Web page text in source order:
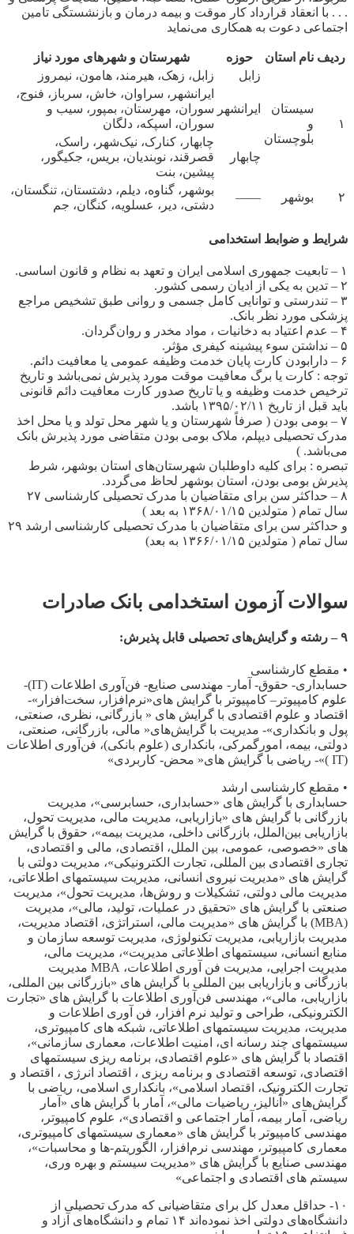
. . . با انعقاد قرارداد کار موقت و بیمه درمان و بازنشستگی تامین
اجتماعی دعوت به همکاری می‌نماید
ردیف نام استان حوزه شهرستان و شهر‌های مورد نیاز
۱
سیستان
و
بلوچستان
زابل زابل، زهک، هیرمند، هامون، نیمروز
ایرانشهر
ایرانشهر، سراوان، خاش، سرباز، فنوج،
سوران، مهرستان، بمپور، سیب و
سوران، اسپکه، دلگان
چابهار
چابهار، کنارک، نیک‌شهر، راسک،
قصرقند، نوبندیان، بریس، جکیگور،
پیشین، بنت
۲
بوشهر ——
بوشهر، گناوه، دیلم، دشتستان، تنگستان،
دشتی، دیر، عسلویه، کنگان، جم
شرایط و ضوابط استخدامی
۱ – تابعیت جمهوری اسلامی ایران و تعهد به نظام و قانون اساسی.
۲ – تدین به یکی از ادیان رسمی کشور.
۳ – تندرستی و توانایی کامل جسمی و روانی طبق تشخیص مراجع
پزشکی مورد نظر بانک.
۴ – عدم اعتیاد به دخانیات ، مواد مخدر و روان‌گردان.
۵ – نداشتن سوء پیشینه کیفری مؤثر.
۶ – دارابودن کارت پایان خدمت وظیفه عمومی یا معافیت دائم.
توجه : کارت یا برگ معافیت موقت مورد پذیرش نمی‌باشد و تاریخ
ترخیص خدمت وظیفه و یا تاریخ صدور کارت معافیت دائم قانونی
باید قبل از تاریخ ۱۳۹۵/۰۲/۱۱ باشد.
۷ – بومی بودن ( صرفاً شهرستان و یا شهر محل تولد و یا محل اخذ
مدرک تحصیلی دیپلم، ملاک بومی بودن متقاضی مورد پذیرش بانک
می‌باشد. )
تبصره : برای کلیه داوطلبان شهرستان‌های استان بوشهر، شرط
پذیرش بومی بودن، استان بوشهر لحاظ می‌گردد.
۸ – حداکثر سن برای متقاضیان با مدرک تحصیلی کارشناسی ۲۷
سال تمام ( متولدین ۱۳۶۸/۰۱/۱۵ به بعد )
و حداکثر سن برای متقاضیان با مدرک تحصیلی کارشناسی ارشد ۲۹
سال تمام ( متولدین ۱۳۶۶/۰۱/۱۵ به بعد)
سوالات آزمون استخدامی بانک صادرات
۹ – رشته و گرایش‌های تحصیلی قابل پذیرش:
• مقطع کارشناسی
حسابداری- ‌حقوق- آمار- ‌مهندسی صنایع- فن‌آوری اطلاعات (IT)-
علوم کامپیوتر– کامپیوتر با گرایش های«نرم‌افزار، سخت‌افزار»-
اقتصاد و علوم اقتصادی با گرایش های « بازرگانی، نظری، ‌صنعتی،
پول و بانکداری»- ‌مدیریت با گرایش‌های« مالی، بازرگانی، ‌صنعتی،
‌دولتی، بیمه، امورگمرکی، ‌بانکداری (علوم بانکی)، فن‌آوری اطلاعات
(IT )»- ریاضی با گرایش های« محض- کاربردی»
• مقطع کارشناسی ارشد
حسابداری با گرایش های «حسابداری، حسابرسی»، مدیریت
بازرگانی با گرایش های «بازاریابی، مدیریت مالی، مدیریت تحول،
بازاریابی بین‌الملل، بازرگانی داخلی، مدیریت بیمه»، حقوق با گرایش
های «خصوصی، عمومی، بین الملل، اقتصادی، مالی و اقتصادی،
تجاری اقتصادی بین المللی، تجارت الکترونیکی»، مدیریت دولتی با
گرایش های «مدیریت نیروی انسانی، مدیریت سیستمهای اطلاعاتی،
مدیریت مالی دولتی، تشکیلات و روش‌ها، مدیریت تحول»، مدیریت
صنعتی با گرایش های «تحقیق در عملیات، تولید، مالی»، مدیریت
(MBA) با گرایش های «مدیریت مالی، استراتژی، اقتصاد مدیریت،
مدیریت بازاریابی، مدیریت تکنولوژی، مدیریت توسعه سازمان و
منابع انسانی، سیستمهای اطلاعاتی مدیریت»، مدیریت مالی،
مدیریت اجرایی، مدیریت فن آوری اطلاعات، MBA مدیریت
بازرگانی و بازاریابی بین المللی با گرایش های «بازرگانی بین المللی،
بازاریابی، مالی»، مهندسی فن‌آوری اطلاعات با گرایش های «تجارت
الکترونیکی، طراحی و تولید نرم افزار، فن آوری اطلاعات و
مدیریت، مدیریت سیستمهای اطلاعاتی، شبکه های کامپیوتری،
سیستمهای چند رسانه ای، امنیت اطلاعات، معماری سازمانی»،
اقتصاد با گرایش های «علوم اقتصادی، برنامه ریزی سیستمهای
اقتصادی، توسعه اقتصادی و برنامه ریزی ، اقتصاد انرژی ، اقتصاد و
تجارت الکترونیک، اقتصاد اسلامی»، بانکداری اسلامی، ریاضی با
گرایش‌های «آنالیز، ریاضیات مالی»، آمار با گرایش های «آمار
ریاضی، آمار بیمه، آمار اجتماعی و اقتصادی»، علوم کامپیوتر،
مهندسی کامپیوتر با گرایش های «معماری سیستمهای کامپیوتری،
معماری کامپیوتر، مهندسی نرم‌افزار، الگوریتم-ها و محاسبات»،
مهندسی صنایع با گرایش های «مدیریت سیستم و بهره وری،
سیستم های اقتصادی و اجتماعی»
۱۰- حداقل معدل کل برای متقاضیانی که مدرک تحصیلی از
دانشگاه‌های دولتی اخذ نموده‌اند ۱۴ تمام و دانشگاه‌های آزاد و